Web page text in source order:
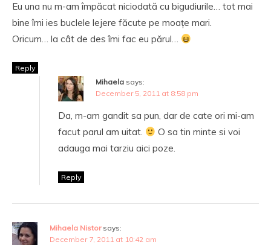
Eu una nu m-am împăcat niciodată cu bigudiurile… tot mai
bine îmi ies buclele lejere făcute pe moațe mari.
Oricum… la cât de des îmi fac eu părul…
Reply
Mihaela says:
December 5, 2011 at 8:58 pm
Da, m-am gandit sa pun, dar de cate ori mi-am
facut parul am uitat.
O sa tin minte si voi
adauga mai tarziu aici poze.
Reply
Mihaela Nistor says:
December 7, 2011 at 10:42 am